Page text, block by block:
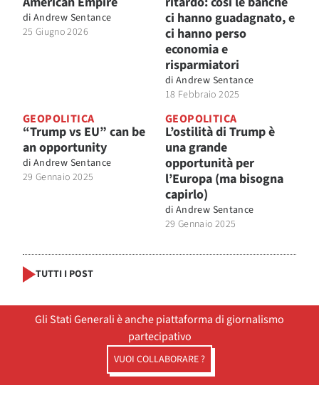
di Andrew Sentance
25 Giugno 2026
ci hanno guadagnato, e
ci hanno perso
economia e
risparmiatori
di Andrew Sentance
18 Febbraio 2025
GEOPOLITICA
“Trump vs EU” can be
an opportunity
di Andrew Sentance
29 Gennaio 2025
GEOPOLITICA
L’ostilità di Trump è
una grande
opportunità per
l’Europa (ma bisogna
capirlo)
di Andrew Sentance
29 Gennaio 2025
TUTTI I POST
Gli Stati Generali è anche piattaforma di giornalismo
partecipativo
VUOI COLLABORARE ?